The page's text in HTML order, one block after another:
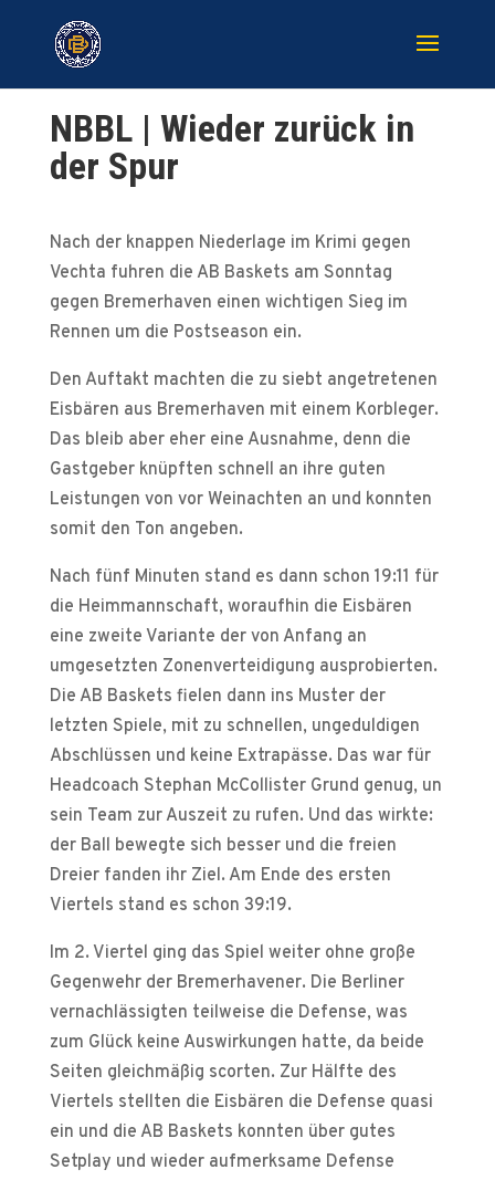
NBBL | Wieder zurück in
der Spur
Nach der knappen Niederlage im Krimi gegen
Vechta fuhren die AB Baskets am Sonntag
gegen Bremerhaven einen wichtigen Sieg im
Rennen um die Postseason ein.
Den Auftakt machten die zu siebt angetretenen
Eisbären aus Bremerhaven mit einem Korbleger.
Das bleib aber eher eine Ausnahme, denn die
Gastgeber knüpften schnell an ihre guten
Leistungen von vor Weinachten an und konnten
somit den Ton angeben.
Nach fünf Minuten stand es dann schon 19:11 für
die Heimmannschaft, woraufhin die Eisbären
eine zweite Variante der von Anfang an
umgesetzten Zonenverteidigung ausprobierten.
Die AB Baskets fielen dann ins Muster der
letzten Spiele, mit zu schnellen, ungeduldigen
Abschlüssen und keine Extrapässe. Das war für
Headcoach Stephan McCollister Grund genug, un
sein Team zur Auszeit zu rufen. Und das wirkte:
der Ball bewegte sich besser und die freien
Dreier fanden ihr Ziel. Am Ende des ersten
Viertels stand es schon 39:19.
Im 2. Viertel ging das Spiel weiter ohne große
Gegenwehr der Bremerhavener. Die Berliner
vernachlässigten teilweise die Defense, was
zum Glück keine Auswirkungen hatte, da beide
Seiten gleichmäßig scorten. Zur Hälfte des
Viertels stellten die Eisbären die Defense quasi
ein und die AB Baskets konnten über gutes
Setplay und wieder aufmerksame Defense